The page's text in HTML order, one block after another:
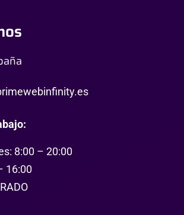
8:00 – 20:00
16:00